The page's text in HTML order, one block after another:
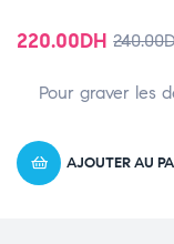
240.00
220.00DH
Pour graver les
AJOUTER AU